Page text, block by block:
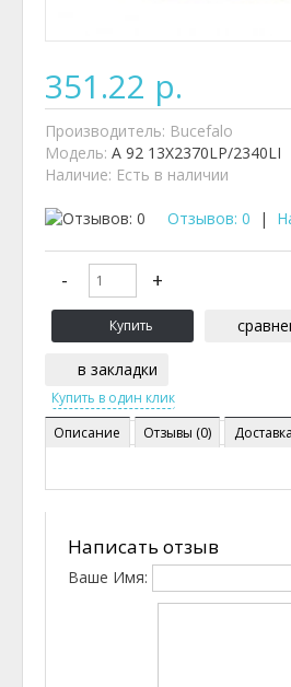
351.22 р.
Производитель: Bucefalo
Модель: A 92 13X2370LP/2340LI
Наличие: Есть в наличии
Отзывов: 0 |
в закладки
Описание Отзывы (0)
Написать отзыв
Ваше Имя: